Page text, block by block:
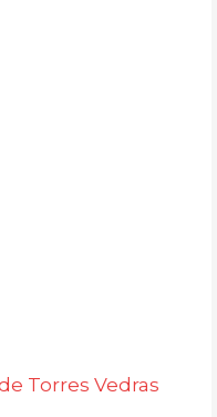
Torres Vedras